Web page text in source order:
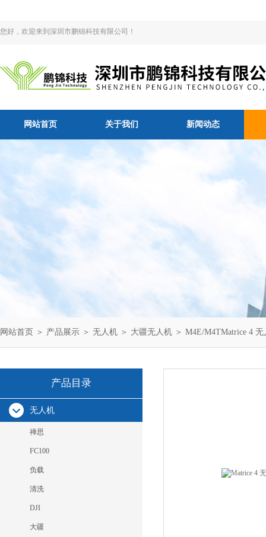
您好，欢迎来到深圳市鹏锦科技有限公司！
网站首页 关于我们 新闻动态
网站首页 ＞ 产品展示 ＞ 无人机 ＞ 大疆无人机 ＞ M4E/M4TMatrice 4
产品目录
无人机
禅思
FC100
负载
清洗
DJI
大疆